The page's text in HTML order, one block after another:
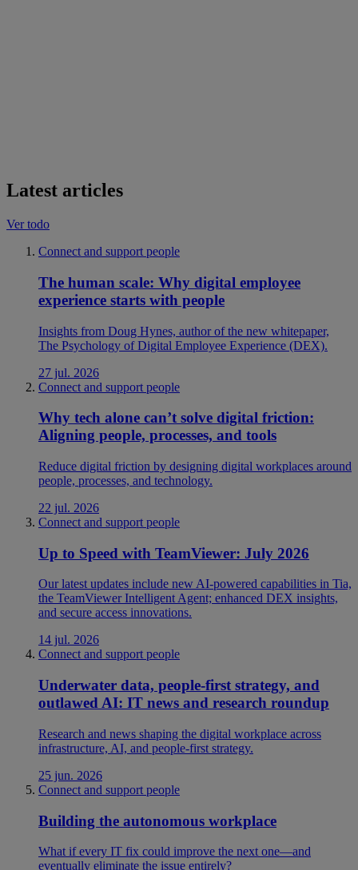
Latest articles
Ver todo
Connect and support people
The human scale: Why digital employee
experience starts with people
Insights from Doug Hynes, author of the new whitepaper,
The Psychology of Digital Employee Experience (DEX).
27 jul. 2026
Connect and support people
Why tech alone can’t solve digital friction:
Aligning people, processes, and tools
Reduce digital friction by designing digital workplaces around
people, processes, and technology.
22 jul. 2026
Connect and support people
Up to Speed with TeamViewer: July 2026
Our latest updates include new AI-powered capabilities in Tia,
the TeamViewer Intelligent Agent; enhanced DEX insights,
and secure access innovations.
14 jul. 2026
Connect and support people
Underwater data, people-first strategy, and
outlawed AI: IT news and research roundup
Research and news shaping the digital workplace across
infrastructure, AI, and people-first strategy.
25 jun. 2026
Connect and support people
Building the autonomous workplace
What if every IT fix could improve the next one—and
eventually eliminate the issue entirely?